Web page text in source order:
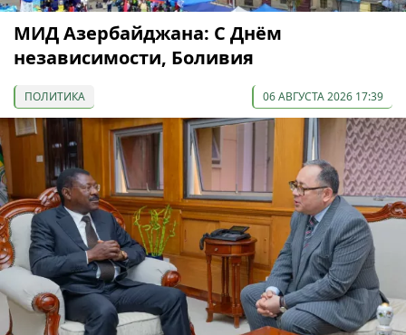
МИД Азербайджана: С Днём
независимости, Боливия
ПОЛИТИКА 06 АВГУСТА 2026 17:39